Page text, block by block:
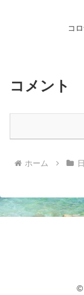
コ
コメント
ホーム
©